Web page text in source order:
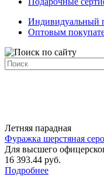
Индивидуальный
Оптовым
Летняя парадная
Фуражка шерстяная
Для высшего
16 393.44 руб.
Подробнее